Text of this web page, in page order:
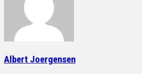
Albert Joergensen